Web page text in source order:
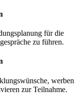
für die
zu führen.
werben
zur Teilnahme.